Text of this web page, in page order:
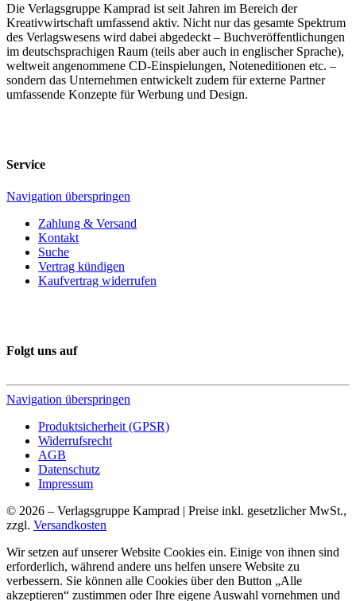
Die Verlagsgruppe Kamprad ist seit Jahren im Bereich der
Kreativwirtschaft umfassend aktiv. Nicht nur das gesamte Spektrum
des Verlagswesens wird dabei abgedeckt – Buchveröffentlichungen
im deutschsprachigen Raum (teils aber auch in englischer Sprache),
weltweit angenommene CD-Einspielungen, Noteneditionen etc. –
sondern das Unternehmen entwickelt zudem für externe Partner
umfassende Konzepte für Werbung und Design.
Service
Navigation überspringen
Zahlung & Versand
Kontakt
Suche
Vertrag kündigen
Kaufvertrag widerrufen
Folgt uns auf
Navigation überspringen
Produktsicherheit (GPSR)
Widerrufsrecht
AGB
Datenschutz
Impressum
© 2026 – Verlagsgruppe Kamprad | Preise inkl. gesetzlicher MwSt.,
zzgl. Versandkosten
Wir setzen auf unserer Website Cookies ein. Einige von ihnen sind
erforderlich, während andere uns helfen unsere Website zu
verbessern. Sie können alle Cookies über den Button „Alle
akzeptieren“ zustimmen oder Ihre eigene Auswahl vornehmen und